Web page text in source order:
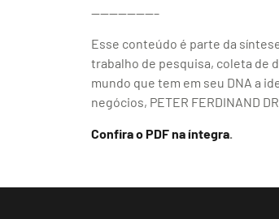
———————–
Esse conteúdo é parte da
trabalho de pesquisa, coleta de
mundo que tem em seu DNA a
negócios, PETER FERDINAND
Confira o PDF na íntegra